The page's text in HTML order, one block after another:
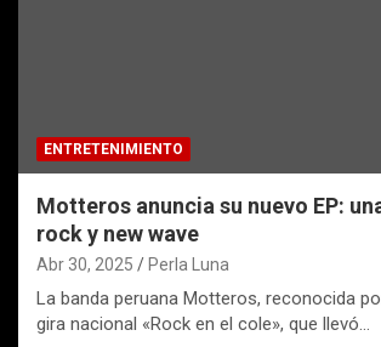
ENTRETENIMIENTO
Motteros anuncia su nuevo EP:
rock y new wave
Abr 30, 2025 Perla Luna
La banda peruana Motteros, reconocida
gira nacional «Rock en el cole», que llevó…